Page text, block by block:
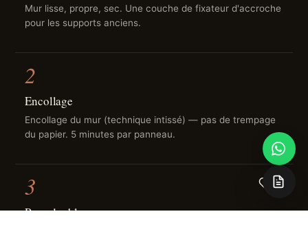
Mur lisse, propre, sec. Une couche de fixateur d'accroche
pour les supports anciens.
2
Encollage
Encollage du mur (technique intissé) — pas de trempage
du papier. 5 minutes par panneau.
3
Pose double-coupe
0